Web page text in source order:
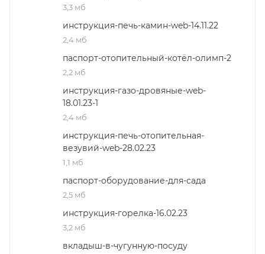
3,3 мб
инструкция-печь-камин-web-14.11.22
2,4 мб
паспорт-отопительный-котёл-олимп-2
2,2 мб
инструкция-газо-дровяные-web-
18.01.23-1
2,4 мб
инструкция-печь-отопительная-
везувий-web-28.02.23
1,1 мб
паспорт-оборудование-для-сада
2,5 мб
инструкция-горелка-16.02.23
3,2 мб
вкладыш-в-чугунную-посуду